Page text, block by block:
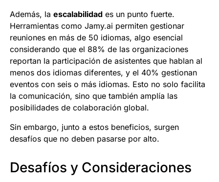
Además, la escalabilidad es un punto fuerte.
Herramientas como Jamy.ai permiten gestionar
reuniones en más de 50 idiomas, algo esencial
considerando que el 88% de las organizaciones
reportan la participación de asistentes que hablan al
menos dos idiomas diferentes, y el 40% gestionan
eventos con seis o más idiomas. Esto no solo facilita
la comunicación, sino que también amplía las
posibilidades de colaboración global.
Sin embargo, junto a estos beneficios, surgen
desafíos que no deben pasarse por alto.
Desafíos y Consideraciones